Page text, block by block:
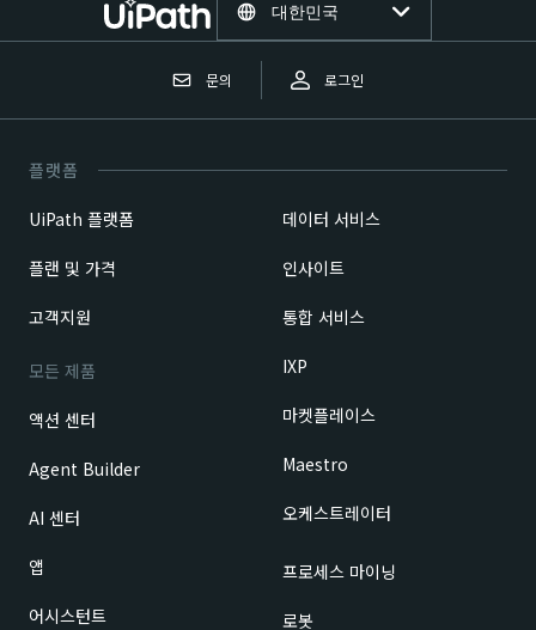
문의 로그인
대한민국
플랫폼
UiPath 플랫폼
플랜 및 가격
고객지원
모든 제품
액션 센터
Agent Builder
AI 센터
앱
어시스턴트
데이터 서비스
인사이트
통합 서비스
IXP
마켓플레이스
Maestro
오케스트레이터
프로세스 마이닝
로봇